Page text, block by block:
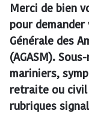
Merci de bien
pour
Générale des
(AGASM).
mariniers,
retraite ou civil
rubriques